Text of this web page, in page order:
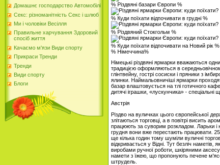
Домашнє господарство Автомобілі
Секс: різноманітність Секс і шлюб
Ми і чоловіки Весілля
Правильне харчування Здоровий
спосіб життя
Качаємо м'язи Види спорту
Прикраси Тренди
Тренди
Види спорту
Блоги
% Різдвяні базари Європи %
% Куди поїхати відпочивати в грудні %
% Різдвяний Стокгольм %
% Куди поїхати відпочивати на Новий рік %
% Німеччина%
Німецькі різдвяні ярмарки вважаються
традицією оформляються в
глінтвейну, гострі сосиски і пряники з
ялинки. Наймальовничіші ярмарки
базар влаштовується на тлі готичного
дитячі іграшки, «лускунчика» - спеціальні
Австрія
Різдво на вуличках цього європейської
злітаються торговці, а в повітрі висить
працюють за суворим розкладом. Ларьки і
грудня вони вже перестають працювати. 25
ще кілька годин тому шуміли вуличні
відкривається у Відні. Тут безліч наметів,
виробами ручної роботи, шкіряними
намети з їжею, що пропонують печене
штрудель.